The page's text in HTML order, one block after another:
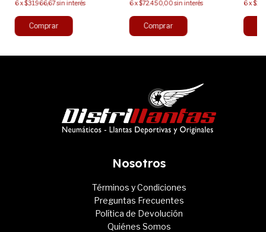
6x$31.966,67sin interés
6x$72.450,00 sin interés
6x
Nosotros
Términos y Condiciones
Preguntas Frecuentes
Política de Devolución
Quiénes Somos